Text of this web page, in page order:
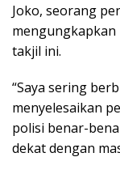
Joko, seorang
mengungkapkan
takjil ini.
“Saya sering
menyelesaikan
polisi benar-
dekat dengan